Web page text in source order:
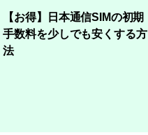
【お得】日本通信SIMの初期
手数料を少しでも安くする方
法